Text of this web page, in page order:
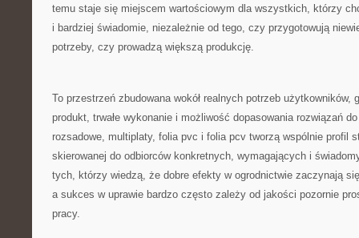
temu staje się miejscem wartościowym dla wszystkich, którzy
i bardziej świadomie, niezależnie od tego, czy przygotowują
potrzeby, czy prowadzą większą produkcję.
To przestrzeń zbudowana wokół realnych potrzeb
produkt, trwałe wykonanie i możliwość dopasowania rozwiązań
rozsadowe, multiplaty, folia pvc i folia pcv tworzą wspólnie profil
skierowanej do odbiorców konkretnych, wymagających i
tych, którzy wiedzą, że dobre efekty w ogrodnictwie zaczynają
a sukces w uprawie bardzo często zależy od jakości pozornie
pracy.